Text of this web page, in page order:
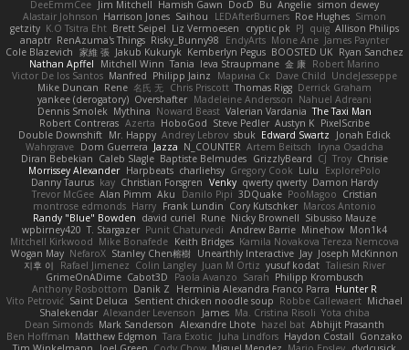
DeeEmmCee Jim Mitchell Hamish Gawn DocD Bu Angelie simon dewey
Alastair Johnson Harrison Jones Saihou LEDAfterBurners Roe Hughes Simon
getzity K.O Tsitra Eht Brett Seipel Liz Vermoesen cryptic pk PJ quig Allison Philips
anaptr RenAzuma's Things Risky_Bunny98 EndyArts Mone Ane James Paynter
Cole Blazevich 家維 張 Jakub Kukuryk Kemberlyn Pegus BOOSTED UK Ryan Sanchez
Nathan Apffel
Mitchell Winn Tania Ieva Straupmane 金 康 Robert Marino
Victor De los Santos Manfred Philipp Jainz Марина Ск Dave Child UncleJesseppe
Mike Duncan Rene 名氏 无 Chris Priscott Thomas Rigg Derrick Graham
yankee (derogatory) Overshafter Madeleine Andersson Nahuel Adreani
Dennis Smolek Mythina Noward Beast Valerian Vardania The Taxi Man
Robert Contreras Azerta HoboGod Steve Pedler Austyn K PixelScribe
Double Downshift Mr. Happy Andrey Lebrov sbuk Edward Swartz
Jonah Edick
Wahrgrave Dom Guerrera Jazza N_COUNTER Artem Beitsch
Iryna Osadcha
Diran Bebekian Caleb Slagle Baptiste Belmudes GrizzlyBeard CJ Troy Chrisie
Morrissey Alexander Harpbeats charliehsy Gregory Cook Lulu
ExplorePolo
Danny Taurus kay Christian Forsgren Venky qwerty qwerty Damon Hardy
Trevor McGee Alan Pimm Aku Danilo Pipi 3DQuake PooMagoo Cristian
montrose edmonds Harry Frank Lundin Cory Kutschker Marcos Antonio
Randy "Blue" Bowden david curiel Rune Nicky Brownell Sibusiso Mauze
wpbirney420 T. Stargazer Punit Chaturvedi Andrew Barrie Minehow Mon1k4
Mitchell Kirkwood Mike Bonafede Keith Bridges Kamila Novakova Tereza Nemcova
Wogan May NefaroX Stanley Chen榕樹 Unearthly Interactive Jay Joseph McKinnon
지후 이
Rafael Jimenez Colin Langley Juan M Ortiz yusuf kodat Taliesin River
GrimeOnADime Cabot3D Paola Avanzo Sarah Philipp Krombusch
Anthony Rosbottom Danik Z Herminia Alexandra Franco Parra Hunter R
Vito Petrović Saint Deluca Sentient chicken noodle soup Robbe Callewaert Michael
Shalekendar Alexander Levenson James Ma. Cristina Risoli Yota chiba
Dean Simonds Mark Sanderson Alexandre Lhote hazel bat Abhijit Prasanth
Ben Hoffman Matthew Edgmon Tara Exotic Juha Lindfors Haydon Costall Gonzako